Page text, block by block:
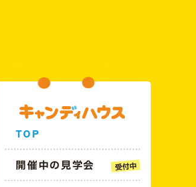
TOP
開催中の見学会